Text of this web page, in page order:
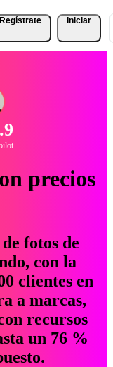
Regístrate Iniciar
precios
fotos de
con la
clientes en
a marcas,
recursos
un 76 %